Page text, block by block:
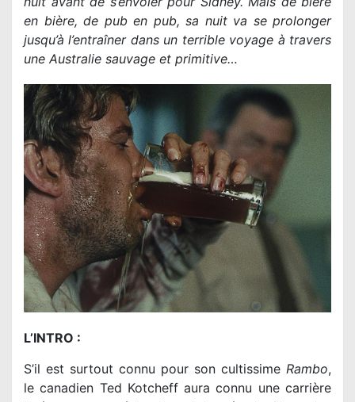
en bière, de pub en pub, sa nuit va se prolonger
jusqu’à l’entraîner dans un terrible voyage à travers
une Australie sauvage et primitive…
L’INTRO :
S’il est surtout connu pour son cultissime Rambo,
le canadien Ted Kotcheff aura connu une carrière